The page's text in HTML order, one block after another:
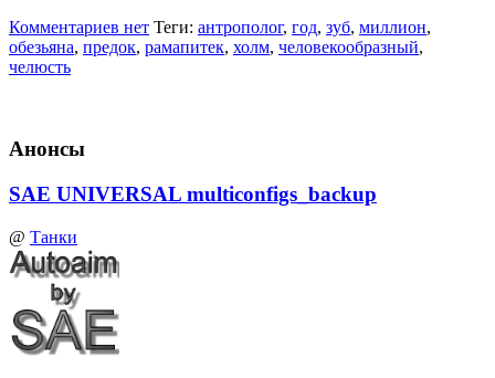
Комментариев нет Теги: антрополог, год, зуб, миллион,
обезьяна, предок, рамапитек, холм, человекообразный,
челюсть
Анонсы
SAE UNIVERSAL multiconfigs_backup
@ Танки